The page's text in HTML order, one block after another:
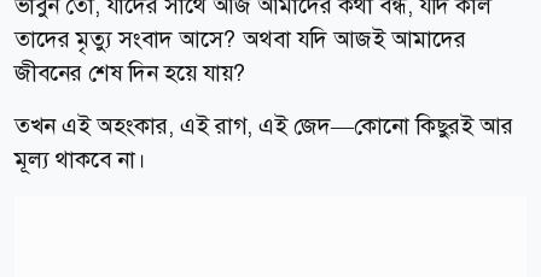
তাদের মৃত্যু সংবাদ আসে? অথবা যদি আজই আমাদের
জীবনের শেষ দিন হয়ে যায়?
তখন এই অহংকার, এই রাগ, এই জেদ—কোনো কিছুরই আর
মূল্য থাকবে না।